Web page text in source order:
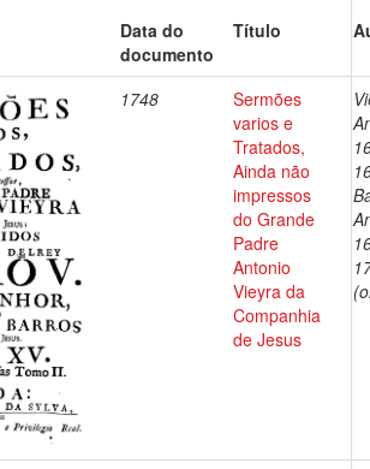
Data do
documento
Título
1748
Sermões
varios e
Tratados,
Ainda não
impressos
do Grande
Padre
Antonio
Vieyra da
Companhia
de Jesus